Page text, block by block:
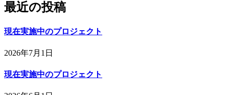
最近の投稿
現在実施中のプロジェクト
2026年7月1日
現在実施中のプロジェクト